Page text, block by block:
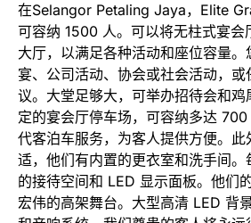
在Selangor Petaling Jaya，Elite
可容纳 1500 人。可以将无柱式宴会
大厅，以满足各种活动和座位容量
宴、公司活动、协会或社会活动，
议。大堂足够大，可举办招待会和
定的宴会厅停车场，可容纳多达
代客泊车服务，为客人提供方便。
适，他们有内置的更衣室和洗手间
的接待空间和 LED 显示面板。他们
宏伟的高架舞台。大型高清 LED 背